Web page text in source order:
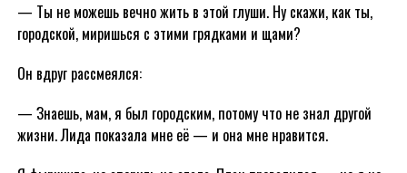
— Ты не можешь вечно жить в этой глуши. Ну скажи, как ты,
городской, миришься с этими грядками и щами?
Он вдруг рассмеялся:
— Знаешь, мам, я был городским, потому что не знал другой
жизни. Лида показала мне её — и она мне нравится.